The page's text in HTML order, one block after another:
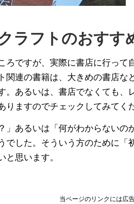
ラフトのおすす
ですが、実際に書店に行って
連の書籍は、大きめの書店な
。あるいは、書店でなくても、
ますのでチェックしてみてく
あるいは「何がわからないの
した。そういう方のために「
思います。
当ページのリンクには広